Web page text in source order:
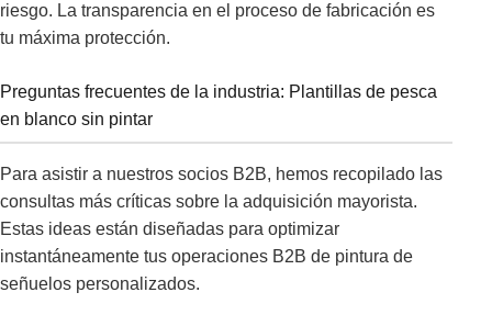
riesgo. La transparencia en el proceso de fabricación es
tu máxima protección.
Preguntas frecuentes de la industria: Plantillas de pesca
en blanco sin pintar
Para asistir a nuestros socios B2B, hemos recopilado las
consultas más críticas sobre la adquisición mayorista.
Estas ideas están diseñadas para optimizar
instantáneamente tus operaciones B2B de pintura de
señuelos personalizados.